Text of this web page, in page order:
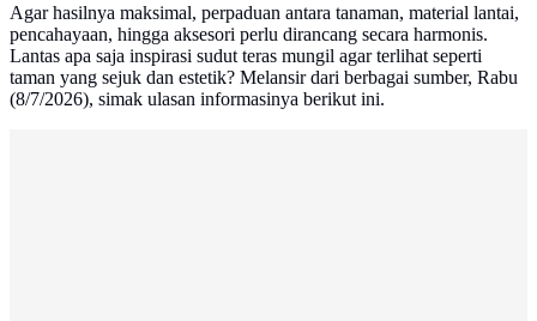
Agar hasilnya maksimal, perpaduan antara tanaman, material lantai,
pencahayaan, hingga aksesori perlu dirancang secara harmonis.
Lantas apa saja inspirasi sudut teras mungil agar terlihat seperti
taman yang sejuk dan estetik? Melansir dari berbagai sumber, Rabu
(8/7/2026), simak ulasan informasinya berikut ini.